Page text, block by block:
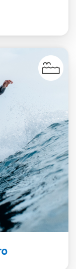
Uruguaya
agua
está